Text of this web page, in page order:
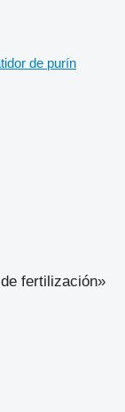
de purín
fertilización»